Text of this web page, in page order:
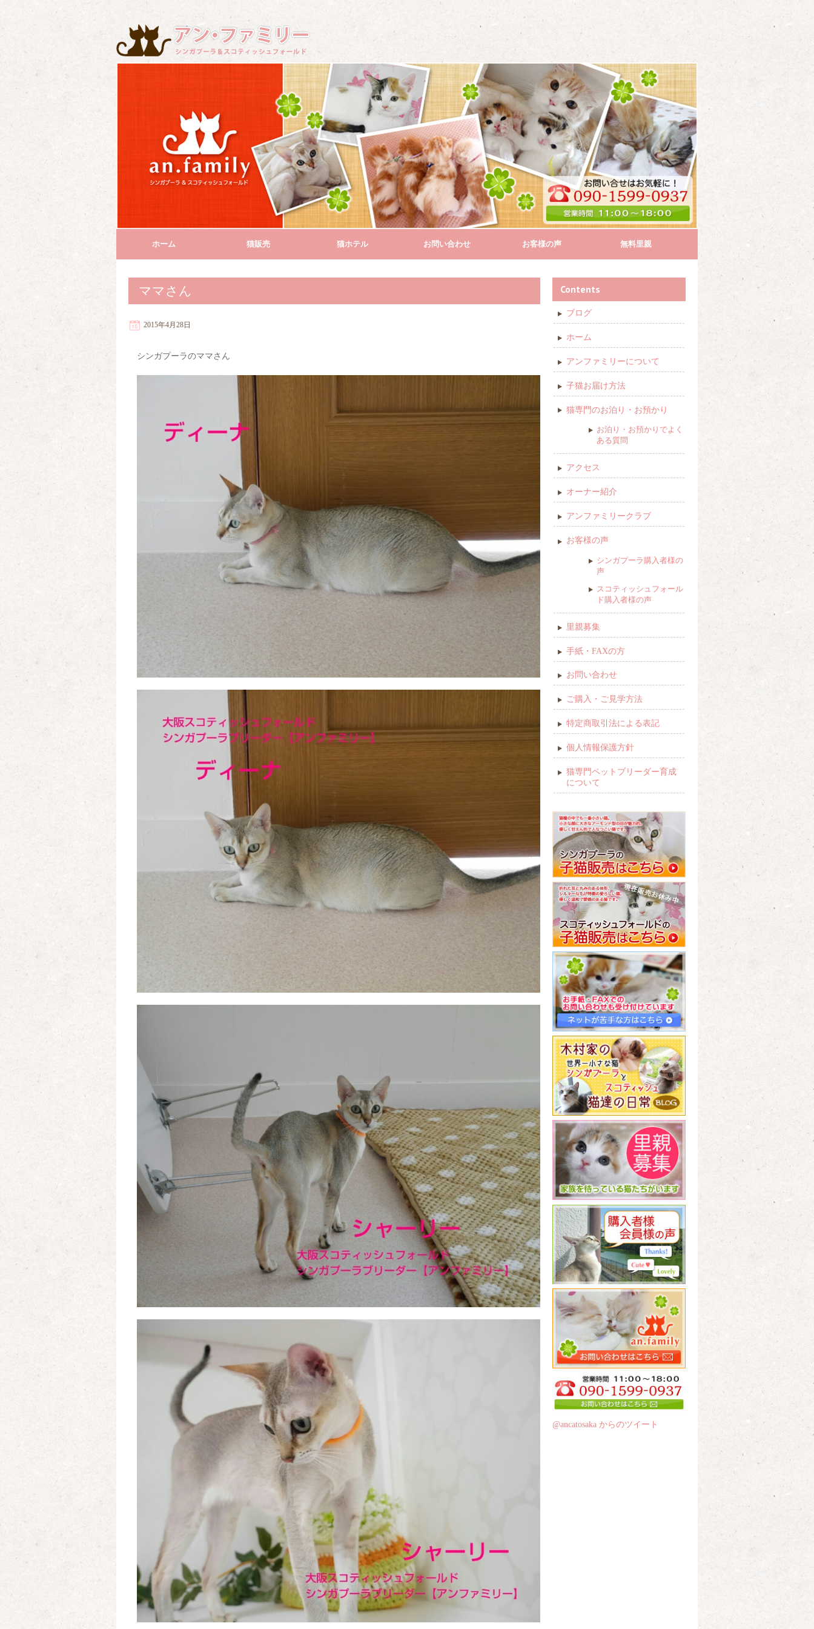
ホーム 猫販売 猫ホテル お問い合わせ お客様の声 無料里親
ママさん
2015年4月28日
シンガプーラのママさん
Contents
ブログ
ホーム
アンファミリーについて
子猫お届け方法
猫専門のお泊り・お預かり
お泊り・お預かりでよく
ある質問
アクセス
オーナー紹介
アンファミリークラブ
お客様の声
シンガプーラ購入者様の
声
スコティッシュフォール
ド購入者様の声
里親募集
手紙・FAXの方
お問い合わせ
ご購入・ご見学方法
特定商取引法による表記
個人情報保護方針
猫専門ペットブリーダー育成
について
@ancatosaka からのツイート